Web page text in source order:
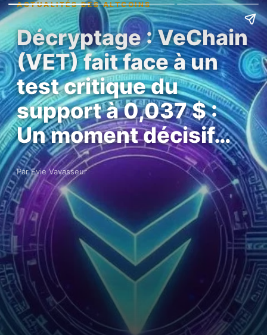
ACTUALITÉS DES ALTCOINS
Décryptage : VeChain
(VET) fait face à un
test critique du
support à 0,037 $ :
Un moment décisif…
Par Evie Vavasseur